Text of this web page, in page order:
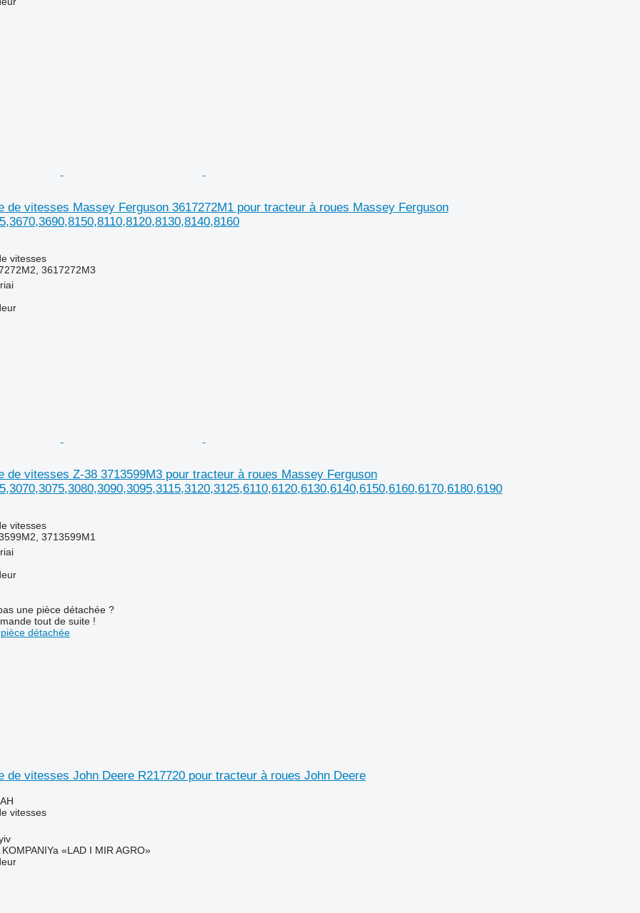
de vitesses Massey Ferguson 3617272M1 pour tracteur à roues Massey Ferguson
vitesses
3617272M3
de vitesses Z-38 3713599M3 pour tracteur à roues Massey Ferguson
vitesses
3713599M1
une pièce détachée ?
tout de suite !
détachée
de vitesses John Deere R217720 pour tracteur à roues John Deere
vitesses
«LAD I MIR AGRO»